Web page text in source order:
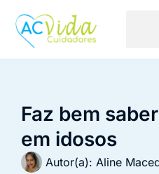
Faz bem
em idosos
Autor(a): Aline